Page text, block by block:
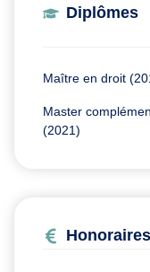
Diplômes
Maître en droit
Master
(2021)
Honoraires